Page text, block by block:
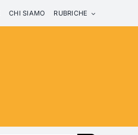
CHI SIAMO RUBRICHE